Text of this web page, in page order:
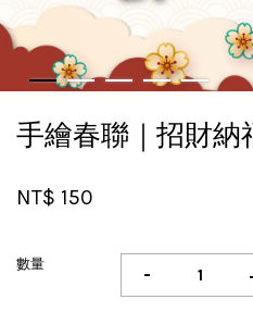
手繪春聯｜招財納
NT$ 150
數量 -